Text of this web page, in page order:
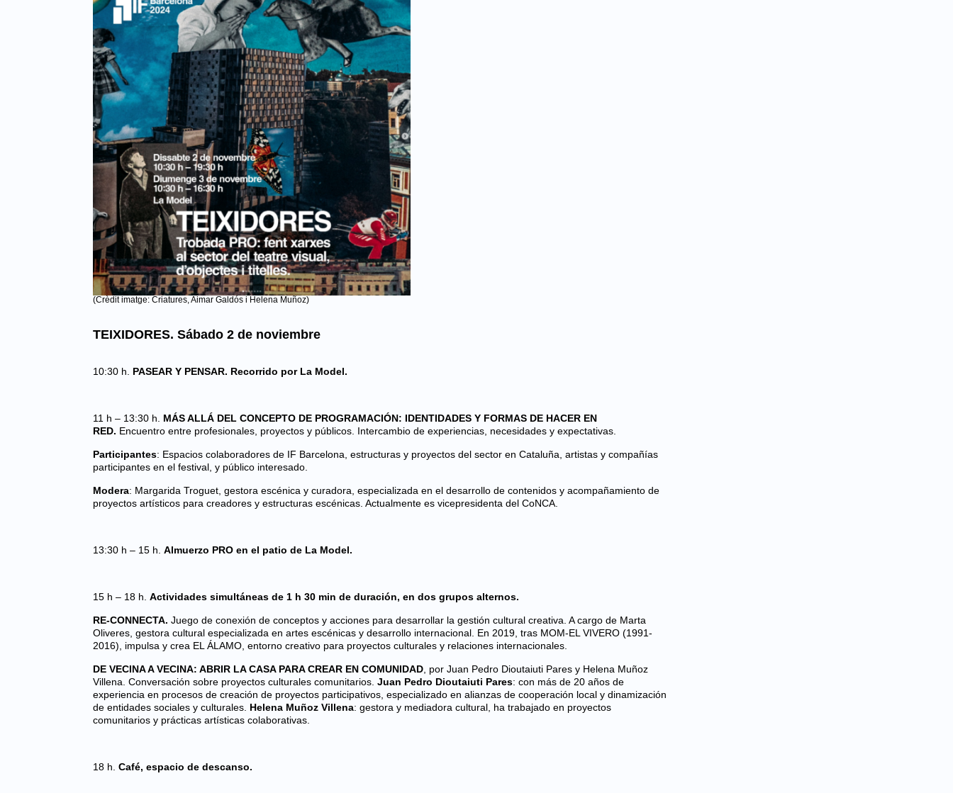
(Crèdit imatge: Criatures, Aimar Galdós i Helena Muñoz)
TEIXIDORES. Sábado 2 de noviembre
10:30 h. PASEAR Y PENSAR. Recorrido por La Model.
11 h – 13:30 h. MÁS ALLÁ DEL CONCEPTO DE PROGRAMACIÓN: IDENTIDADES Y FORMAS DE HACER EN
RED. Encuentro entre profesionales, proyectos y públicos. Intercambio de experiencias, necesidades y expectativas.
Participantes: Espacios colaboradores de IF Barcelona, estructuras y proyectos del sector en Cataluña, artistas y compañías
participantes en el festival, y público interesado.
Modera: Margarida Troguet, gestora escénica y curadora, especializada en el desarrollo de contenidos y acompañamiento de
proyectos artísticos para creadores y estructuras escénicas. Actualmente es vicepresidenta del CoNCA.
13:30 h – 15 h. Almuerzo PRO en el patio de La Model.
15 h – 18 h. Actividades simultáneas de 1 h 30 min de duración, en dos grupos alternos.
RE-CONNECTA. Juego de conexión de conceptos y acciones para desarrollar la gestión cultural creativa. A cargo de Marta
Oliveres, gestora cultural especializada en artes escénicas y desarrollo internacional. En 2019, tras MOM-EL VIVERO (1991-
2016), impulsa y crea EL ÁLAMO, entorno creativo para proyectos culturales y relaciones internacionales.
DE VECINA A VECINA: ABRIR LA CASA PARA CREAR EN COMUNIDAD , por Juan Pedro Dioutaiuti Pares y Helena Muñoz
Villena. Conversación sobre proyectos culturales comunitarios. Juan Pedro Dioutaiuti Pares: con más de 20 años de
experiencia en procesos de creación de proyectos participativos, especializado en alianzas de cooperación local y dinamización
de entidades sociales y culturales. Helena Muñoz Villena: gestora y mediadora cultural, ha trabajado en proyectos
comunitarios y prácticas artísticas colaborativas.
18 h. Café, espacio de descanso.